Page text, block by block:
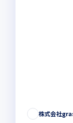
株式会社